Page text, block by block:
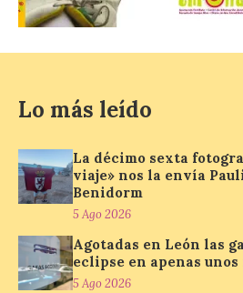
Los socios de Iberia
ya pueden reservar
todo el mundo
acumular hasta 10 Avios por cada
gastado en reservas de hotel y […]
Llega a Astorga la
exposición «Gaudí, el
arquitecto que imaginó
mañana»
6 Ago 2026
Lo más leído
La décimo sexta
viaje» nos la envía
Benidorm
5 Ago 2026
Agotadas en León las
eclipse en apenas
5 Ago 2026